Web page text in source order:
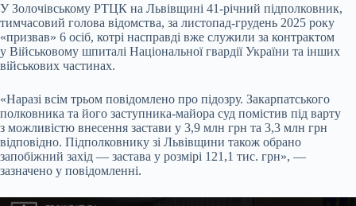
У Золочівському РТЦК на Львівщині 41-річний підполковник,
тимчасовий голова відомства, за листопад-грудень 2025 року
«призвав» 6 осіб, котрі насправді вже служили за контрактом
у Військовому шпиталі Національної гвардії України та інших
військових частинах.
«Наразі всім трьом повідомлено про підозру. Закарпатського
полковника та його заступника-майора суд помістив під варту
з можливістю внесення застави у 3,9 млн грн та 3,3 млн грн
відповідно. Підполковнику зі Львівщини також обрано
запобіжний захід — застава у розмірі 121,1 тис. грн», —
зазначено у повідомленні.